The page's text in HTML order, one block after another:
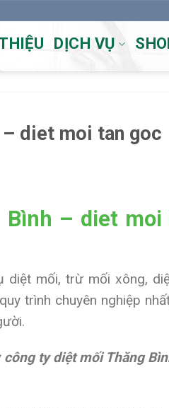
DỊCH VỤ
– diet moi tan goc
Bình – diet moi
diệt mối, trừ mối xông,
trình chuyên nghiệp
ty diệt mối Thăng